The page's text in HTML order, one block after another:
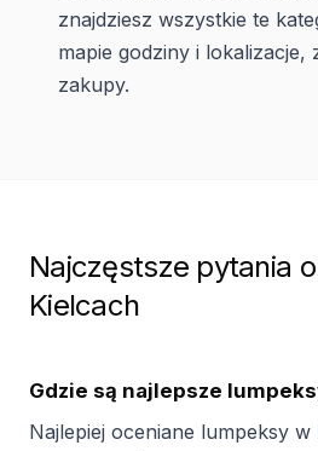
znajdziesz wszystkie te
mapie godziny i lokalizacje,
zakupy.
Najczęstsze pytania
Kielcach
Gdzie są najlepsze
Najlepiej oceniane lumpeksy w